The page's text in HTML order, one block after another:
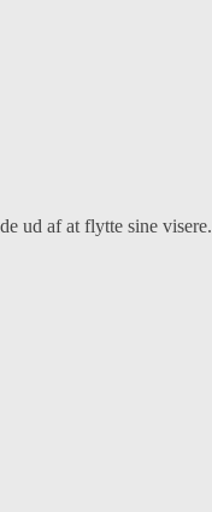
ud af at flytte sine visere.